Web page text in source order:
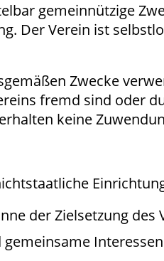
gemeinnützige
Der Verein ist
Zwecke
fremd sind oder
keine
der Zielsetzung des